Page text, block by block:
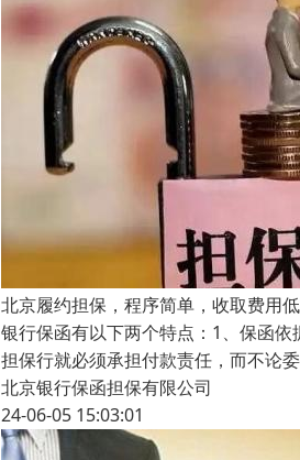
北京履约担保，程序简单，收取费用低
银行保函有以下两个特点：1、保函
担保行就必须承担付款责任，而不论
北京银行保函担保有限公司
24-06-05 15:03:01